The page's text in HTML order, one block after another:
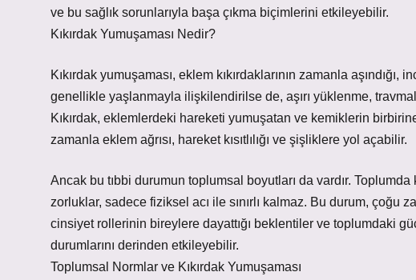
ve bu sağlık sorunlarıyla başa çıkma biçimlerini etkileyebilir.
Kıkırdak Yumuşaması Nedir?
Kıkırdak yumuşaması, eklem kıkırdaklarının zamanla
genellikle yaşlanmayla ilişkilendirilse de, aşırı yüklenme,
Kıkırdak, eklemlerdeki hareketi yumuşatan ve kemiklerin
zamanla eklem ağrısı, hareket kısıtlılığı ve şişliklere yol açabilir.
Ancak bu tıbbi durumun toplumsal boyutları da vardır.
zorluklar, sadece fiziksel acı ile sınırlı kalmaz. Bu durum, çoğu
cinsiyet rollerinin bireylere dayattığı beklentiler ve toplumdaki
durumlarını derinden etkileyebilir.
Toplumsal Normlar ve Kıkırdak Yumuşaması